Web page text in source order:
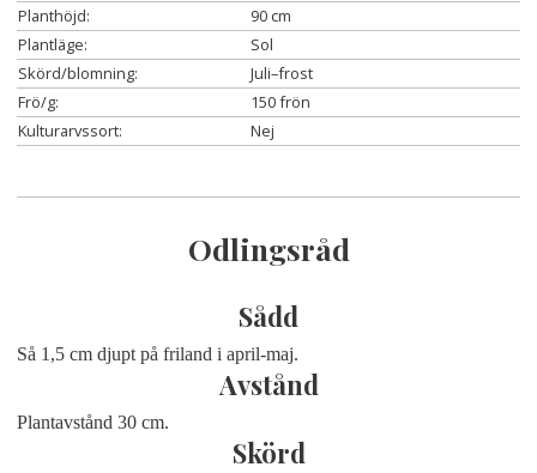
Planthöjd:
90 cm
Plantläge:
Sol
Skörd/blomning:
Juli–frost
Frö/g:
150 frön
Kulturarvssort:
Nej
Odlingsråd
Sådd
Så 1,5 cm djupt på friland i april-maj.
Avstånd
Plantavstånd 30 cm.
Skörd